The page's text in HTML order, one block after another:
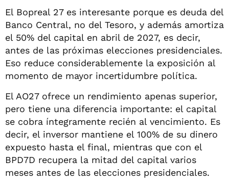
El Bopreal 27 es interesante porque es deuda del
Banco Central, no del Tesoro, y además amortiza
el 50% del capital en abril de 2027, es decir,
antes de las próximas elecciones presidenciales.
Eso reduce considerablemente la exposición al
momento de mayor incertidumbre política.
El AO27 ofrece un rendimiento apenas superior,
pero tiene una diferencia importante: el capital
se cobra íntegramente recién al vencimiento. Es
decir, el inversor mantiene el 100% de su dinero
expuesto hasta el final, mientras que con el
BPD7D recupera la mitad del capital varios
meses antes de las elecciones presidenciales.